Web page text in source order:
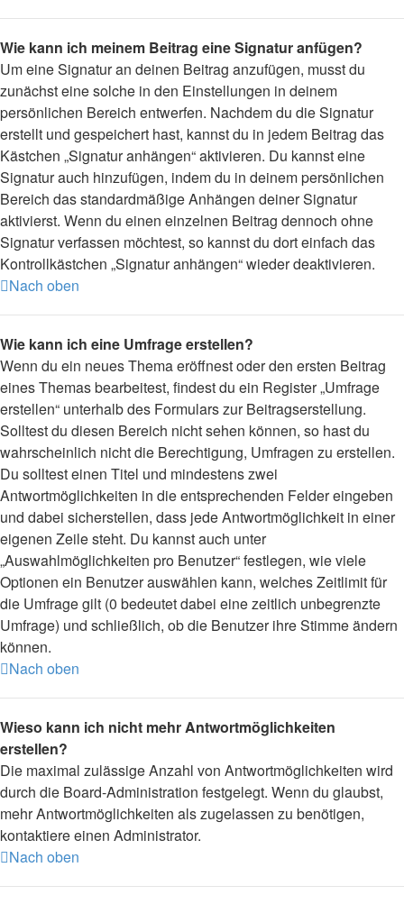
Wie kann ich meinem Beitrag eine Signatur anfügen?
Um eine Signatur an deinen Beitrag anzufügen, musst du
zunächst eine solche in den Einstellungen in deinem
persönlichen Bereich entwerfen. Nachdem du die Signatur
erstellt und gespeichert hast, kannst du in jedem Beitrag das
Kästchen „Signatur anhängen“ aktivieren. Du kannst eine
Signatur auch hinzufügen, indem du in deinem persönlichen
Bereich das standardmäßige Anhängen deiner Signatur
aktivierst. Wenn du einen einzelnen Beitrag dennoch ohne
Signatur verfassen möchtest, so kannst du dort einfach das
Kontrollkästchen „Signatur anhängen“ wieder deaktivieren.
Nach oben
Wie kann ich eine Umfrage erstellen?
Wenn du ein neues Thema eröffnest oder den ersten Beitrag
eines Themas bearbeitest, findest du ein Register „Umfrage
erstellen“ unterhalb des Formulars zur Beitragserstellung.
Solltest du diesen Bereich nicht sehen können, so hast du
wahrscheinlich nicht die Berechtigung, Umfragen zu erstellen.
Du solltest einen Titel und mindestens zwei
Antwortmöglichkeiten in die entsprechenden Felder eingeben
und dabei sicherstellen, dass jede Antwortmöglichkeit in einer
eigenen Zeile steht. Du kannst auch unter
„Auswahlmöglichkeiten pro Benutzer“ festlegen, wie viele
Optionen ein Benutzer auswählen kann, welches Zeitlimit für
die Umfrage gilt (0 bedeutet dabei eine zeitlich unbegrenzte
Umfrage) und schließlich, ob die Benutzer ihre Stimme ändern
können.
Nach oben
Wieso kann ich nicht mehr Antwortmöglichkeiten
erstellen?
Die maximal zulässige Anzahl von Antwortmöglichkeiten wird
durch die Board-Administration festgelegt. Wenn du glaubst,
mehr Antwortmöglichkeiten als zugelassen zu benötigen,
kontaktiere einen Administrator.
Nach oben